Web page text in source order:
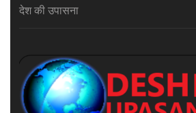
देश की उपासना